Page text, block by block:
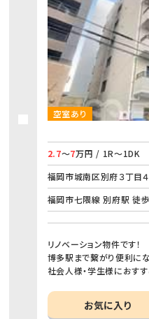
空室あり
2.7～7万円 / 1R～1DK
福岡市城南区別府３丁目
福岡市七隈線 別府駅 徒
リノベーション物件です！
博多駅まで繋がり便利に
社会人様・学生様におす
お気に入り